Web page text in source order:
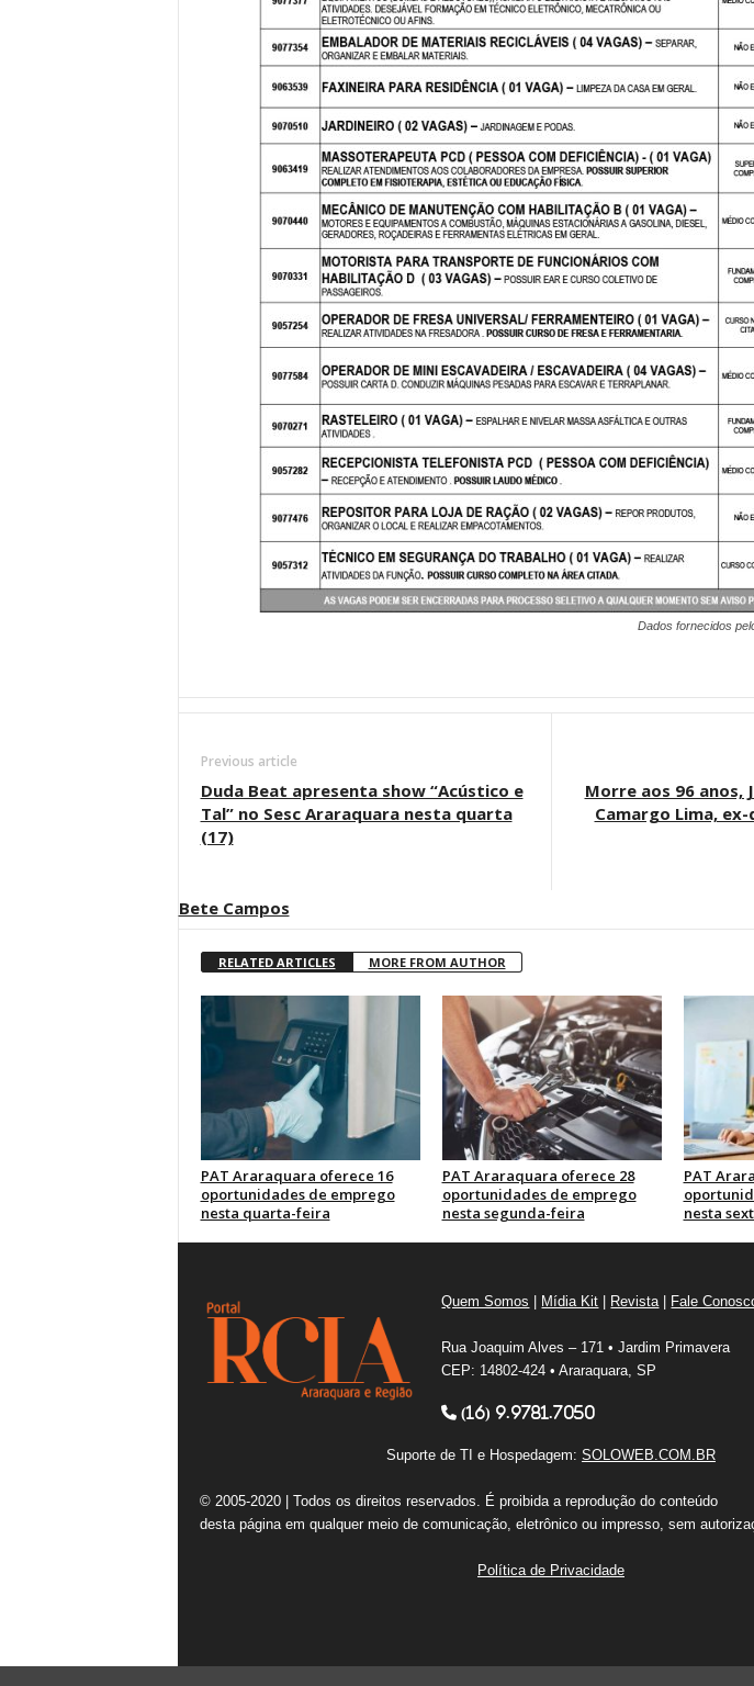
Dados fornecidos
Previous article
Duda Beat apresenta show “Acústico e
Tal” no Sesc Araraquara nesta quarta
(17)
Morre aos 96 anos,
Camargo Lima,
Bete Campos
RELATED ARTICLES MORE FROM AUTHOR
PAT Araraquara oferece 16
oportunidades de emprego
nesta quarta-feira
PAT Araraquara oferece 28
oportunidades de emprego
nesta segunda-feira
PAT
nesta
Quem Somos Mídia Kit Revista| Fale
Rua Joaquim Alves – 171 • Jardim Primavera
CEP: 14802-424 • Araraquara, SP
(16) 9.9781.7050
Suporte de TI e Hospedagem: SOLOWEB.COM.BR
© 2005-2020 | Todos os direitos reservados. É proibida a reprodução do conteúdo
desta página em qualquer meio de comunicação, eletrônico ou impresso, sem
Política de Privacidade